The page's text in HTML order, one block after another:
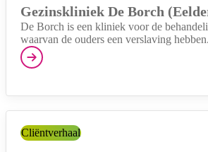
Gezinskliniek De Borch
De Borch is een kliniek voor de
waarvan de ouders een verslaving hebben.
Categorie:
Cliëntverhaal